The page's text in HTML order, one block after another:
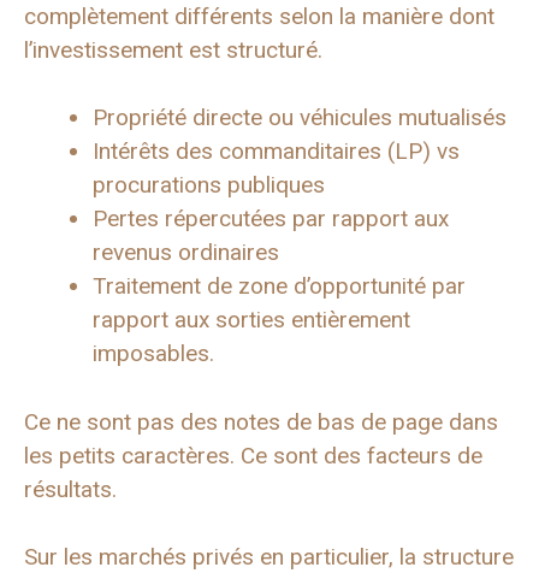
complètement différents selon la manière dont
l’investissement est structuré.
Propriété directe ou véhicules mutualisés
Intérêts des commanditaires (LP) vs
procurations publiques
Pertes répercutées par rapport aux
revenus ordinaires
Traitement de zone d’opportunité par
rapport aux sorties entièrement
imposables.
Ce ne sont pas des notes de bas de page dans
les petits caractères. Ce sont des facteurs de
résultats.
Sur les marchés privés en particulier, la structure